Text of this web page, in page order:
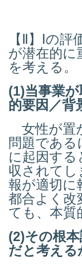
【Ⅱ】Ⅰの
が潜在的に
を考える。
(1)当事業
的要因／背
女性が置
問題であ
に起因する
収されて
報が適切に
都合よく改
ても、本質
(2)その根
だと考える